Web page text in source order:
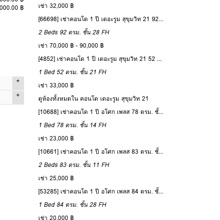
฿
1 Bed
เช่า 32,000 ฿
[66698] เช่าคอนโด 1 ปี เดอะรูม สุขุมวิท 21 92 ตรม. ชั้น 28
2 Beds 92 ตรม. ชั้น 28 FH
เช่า 70,000 ฿ - 90,000 ฿
[4852] เช่าคอนโด 1 ปี เดอะรูม สุขุมวิท 21 52 ตรม. ชั้น 21
1 Bed 52 ตรม. ชั้น 21 FH
เช่า 33,000 ฿
ดูห้องทั้งหมดใน คอนโด เดอะรูม สุขุมวิท 21
[10688] เช่าคอนโด 1 ปี อโศก เพลส 78 ตรม. ชั้น 14
1 Bed 78 ตรม. ชั้น 14 FH
เช่า 23,000 ฿
[10661] เช่าคอนโด 1 ปี อโศก เพลส 83 ตรม. ชั้น 11
2 Beds 83 ตรม. ชั้น 11 FH
เช่า 25,000 ฿
[53285] เช่าคอนโด 1 ปี อโศก เพลส 84 ตรม. ชั้น 28
1 Bed 84 ตรม. ชั้น 28 FH
เช่า 20,000 ฿